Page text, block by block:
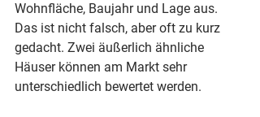
Wohnfläche, Baujahr und Lage aus.
Das ist nicht falsch, aber oft zu kurz
gedacht. Zwei äußerlich ähnliche
Häuser können am Markt sehr
unterschiedlich bewertet werden.